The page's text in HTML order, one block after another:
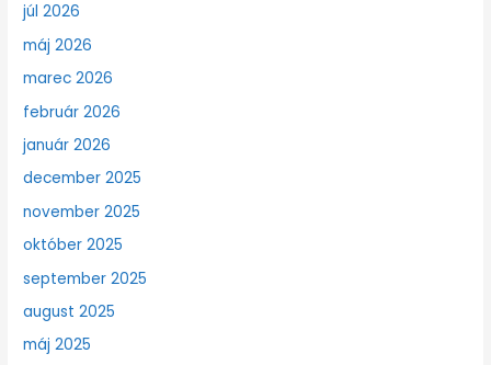
júl 2026
máj 2026
marec 2026
február 2026
január 2026
december 2025
november 2025
október 2025
september 2025
august 2025
máj 2025